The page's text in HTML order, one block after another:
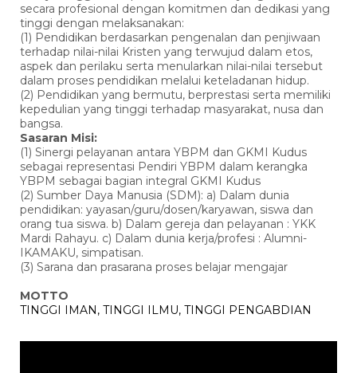
secara profesional dengan komitmen dan dedikasi yang
tinggi dengan melaksanakan:
(1) Pendidikan berdasarkan pengenalan dan penjiwaan
terhadap nilai-nilai Kristen yang terwujud dalam etos,
aspek dan perilaku serta menularkan nilai-nilai tersebut
dalam proses pendidikan melalui keteladanan hidup.
(2) Pendidikan yang bermutu, berprestasi serta memiliki
kepedulian yang tinggi terhadap masyarakat, nusa dan
bangsa.
Sasaran Misi:
(1) Sinergi pelayanan antara YBPM dan GKMI Kudus
sebagai representasi Pendiri YBPM dalam kerangka
YBPM sebagai bagian integral GKMI Kudus
(2) Sumber Daya Manusia (SDM): a) Dalam dunia
pendidikan: yayasan/guru/dosen/karyawan, siswa dan
orang tua siswa. b) Dalam gereja dan pelayanan : YKK
Mardi Rahayu. c) Dalam dunia kerja/profesi : Alumni-
IKAMAKU, simpatisan.
(3) Sarana dan prasarana proses belajar mengajar
MOTTO
TINGGI IMAN, TINGGI ILMU, TINGGI PENGABDIAN